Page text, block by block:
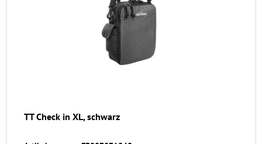
TT Check in XL, schwarz